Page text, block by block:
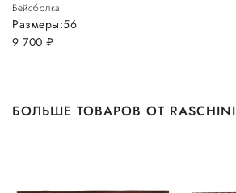
Бейсболка
9 700 руб.
Размеры:56
БОЛЬШЕ ТОВАРОВ ОТ RASCHINI